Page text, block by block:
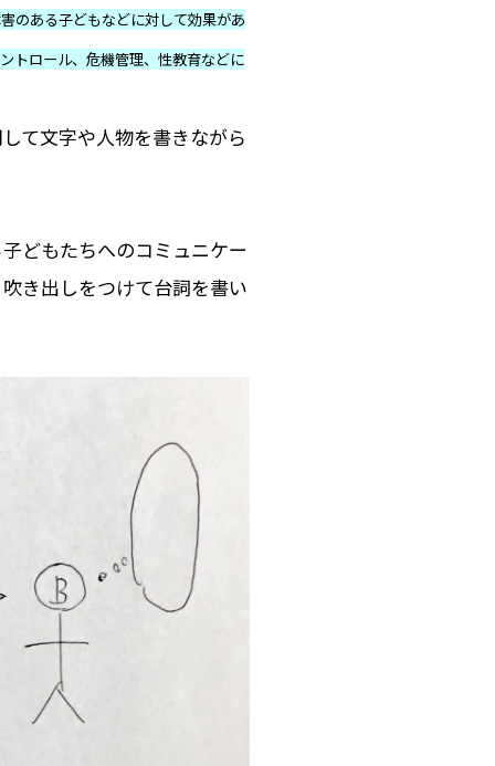
のある子どもなどに対して効果があ
トロール、危機管理、性教育などに
て文字や人物を書きながら
どもたちへのコミュニケー
き出しをつけて台詞を書い